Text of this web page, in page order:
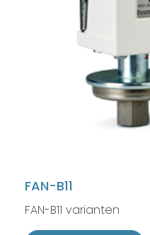
FAN-B11
FAN-B11 varianten